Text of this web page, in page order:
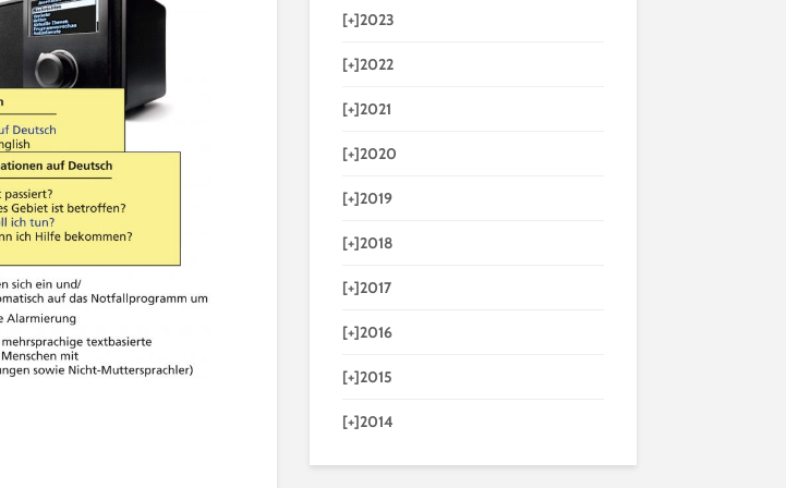
[+]2023
[+]2022
[+]2021
[+]2020
[+]2019
[+]2018
[+]2017
[+]2016
[+]2015
[+]2014